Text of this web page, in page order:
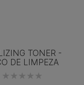
TONER -
DE LIMPEZA